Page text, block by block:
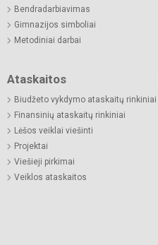
Bendradarbiavimas
Gimnazijos simboliai
Metodiniai darbai
Ataskaitos
Biudžeto vykdymo ataskaitų rinkiniai
Finansinių ataskaitų rinkiniai
Lėšos veiklai viešinti
Projektai
Viešieji pirkimai
Veiklos ataskaitos